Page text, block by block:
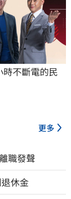
不斷電的民
更多
職發聲
休金